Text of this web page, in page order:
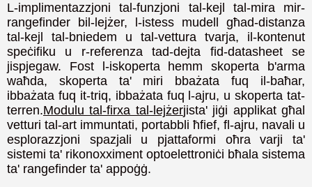
L-implimentazzjoni tal-funzjoni tal-kejl tal-mira mir-
rangefinder bil-lejżer, l-istess mudell għad-distanza
tal-kejl tal-bniedem u tal-vettura tvarja, il-kontenut
speċifiku u r-referenza tad-dejta fid-datasheet se
jispjegaw. Fost l-iskoperta hemm skoperta b'arma
waħda, skoperta ta' miri bbażata fuq il-baħar,
ibbażata fuq it-triq, ibbażata fuq l-ajru, u skoperta tat-
terren.Modulu tal-firxa tal-lejżerjista' jiġi applikat għal
vetturi tal-art immuntati, portabbli ħfief, fl-ajru, navali u
esplorazzjoni spazjali u pjattaformi oħra varji ta'
sistemi ta' rikonoxximent optoelettroniċi bħala sistema
ta' rangefinder ta' appoġġ.